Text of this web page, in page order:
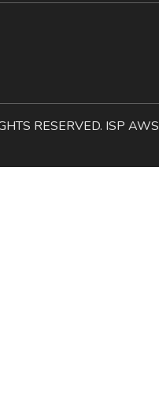
RESERVED. ISP AWS